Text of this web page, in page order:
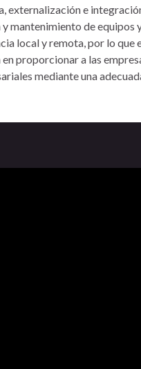
externalización e
mantenimiento de
local y remota, por lo
proporcionar a las
mediante una